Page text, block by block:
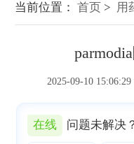
当前位置： 首页 > 用
2025-09-10
在线 问题未解决